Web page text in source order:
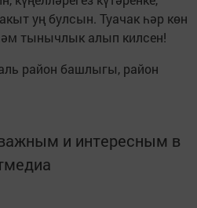
уң булсын. Туачак һәр көн
тынычлык алып килсен!
район башлыгы, район
и интересным в